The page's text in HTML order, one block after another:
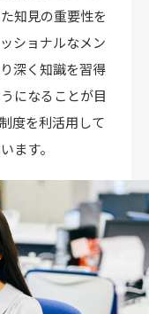
知見の重要性を
ショナルなメン
深く知識を習得
になることが目
度を利活用して
ます。